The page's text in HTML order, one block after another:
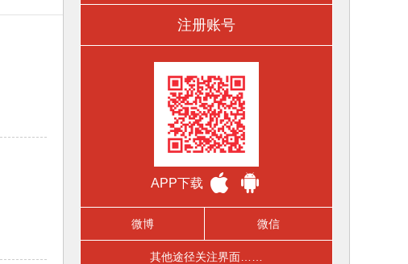
注册账号
APP下载
微博 微信
其他途径关注界面……